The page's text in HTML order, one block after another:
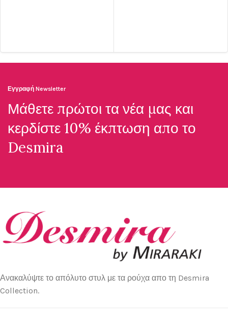
Εγγραφή Newsletter
Μάθετε πρώτοι τα νέα μας και
κερδίστε 10% έκπτωση απο το
Desmira
Ανακαλύψτε το απόλυτο στυλ με τα ρούχα απο τη Desmira
Collection.